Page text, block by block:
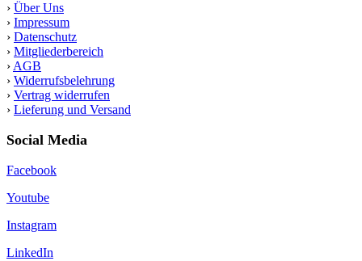
› Über Uns
› Impressum
› Datenschutz
› Mitgliederbereich
› AGB
› Widerrufsbelehrung
› Vertrag widerrufen
› Lieferung und Versand
Social Media
Facebook
Youtube
Instagram
LinkedIn